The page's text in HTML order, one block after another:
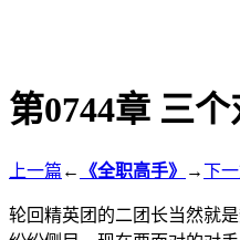
第0744章 三
上一篇 ← 《全职高手》 →下
轮回精英团的二团长当然就